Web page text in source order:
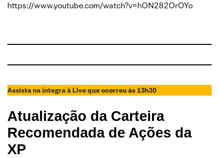
https://www.youtube.com/watch?v=hON282OrOYo
Assista na íntegra à Live que ocorreu às 13h30
Atualização da Carteira
Recomendada de Ações da
XP